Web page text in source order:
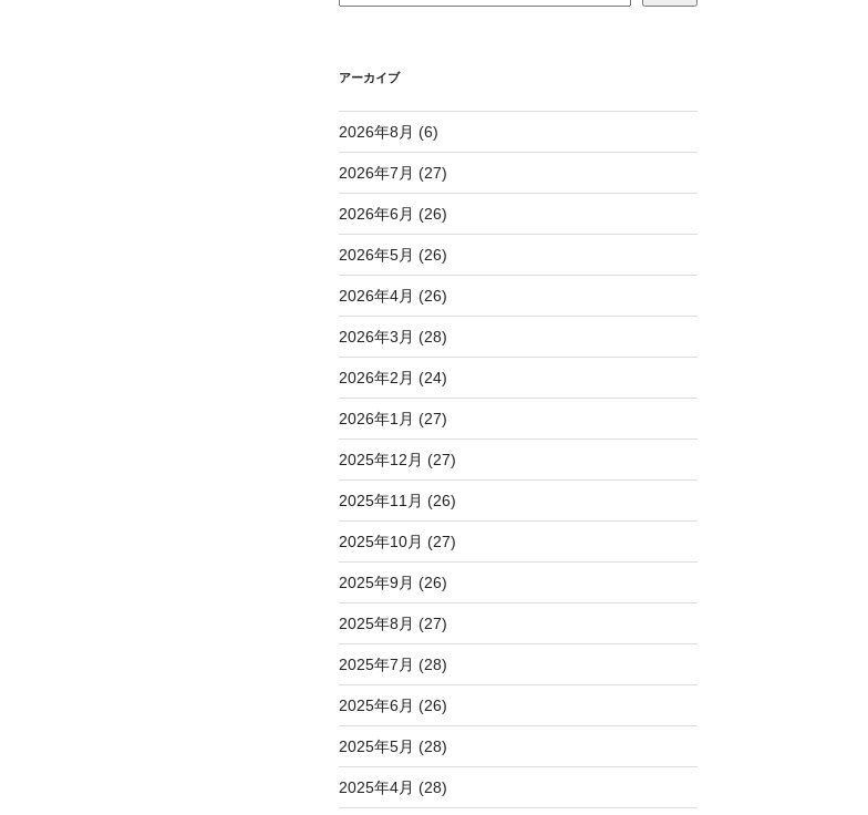
アーカイブ
2026年8月 (6)
2026年7月 (27)
2026年6月 (26)
2026年5月 (26)
2026年4月 (26)
2026年3月 (28)
2026年2月 (24)
2026年1月 (27)
2025年12月 (27)
2025年11月 (26)
2025年10月 (27)
2025年9月 (26)
2025年8月 (27)
2025年7月 (28)
2025年6月 (26)
2025年5月 (28)
2025年4月 (28)